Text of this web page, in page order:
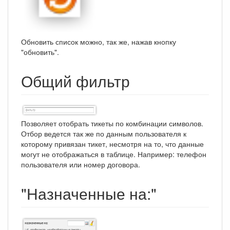
Обновить список можно, так же, нажав кнопку
"обновить".
Общий фильтр
Позволяет отобрать тикеты по комбинации символов.
Отбор ведется так же по данным пользователя к
которому привязан тикет, несмотря на то, что данные
могут не отображаться в таблице. Например: телефон
пользователя или номер договора.
"Назначенные на:"